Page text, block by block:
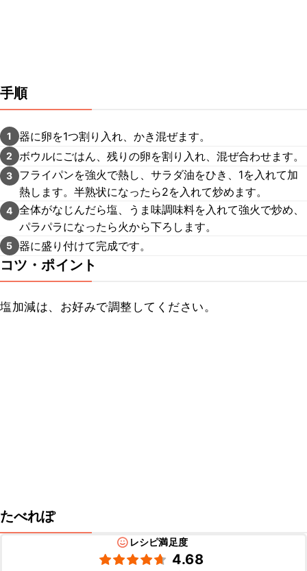
手順
1 器に卵を1つ割り入れ、かき混ぜます。
2 ボウルにごはん、残りの卵を割り入れ、混ぜ合わせます。
3
フライパンを強火で熱し、サラダ油をひき、1を入れて加
熱します。半熟状になったら2を入れて炒めます。
4 全体がなじんだら塩、うま味調味料を入れて強火で炒め、
パラパラになったら火から下ろします。
5 器に盛り付けて完成です。
コツ・ポイント
塩加減は、お好みで調整してください。
たべれぽ
レシピ満足度
4.68